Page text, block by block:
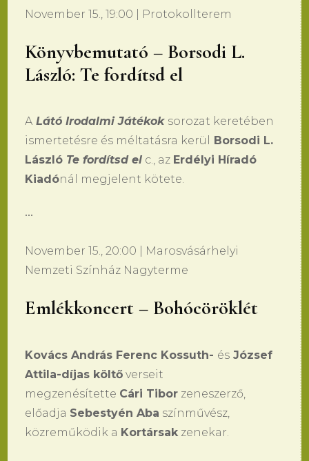
November 15., 19:00 | Protokollterem
Könyvbemutató – Borsodi L.
László: Te fordítsd el
A Látó Irodalmi Játékok sorozat keretében
ismertetésre és méltatásra kerül
Borsodi L.
László Te fordítsd el c., az Erdélyi Híradó
Kiadónál megjelent kötete.
•••
November 15., 20:00 | Marosvásárhelyi
Nemzeti Színház Nagyterme
Emlékkoncert – Bohócöröklét
Kovács András Ferenc Kossuth- és József
Attila-díjas költő verseit
megzenésítette Cári Tibor zeneszerző,
előadja Sebestyén Aba színművész,
közreműködik a Kortársak zenekar.